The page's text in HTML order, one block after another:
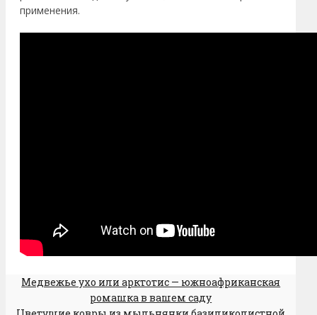
применения.
Медвежье ухо или арктотис — южноафриканская
ромашка в вашем саду